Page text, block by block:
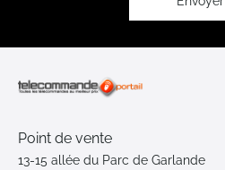
Point de vente
13-15 allée du Parc de Garlande